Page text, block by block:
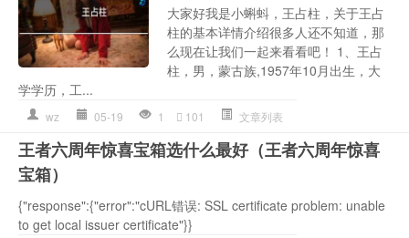
大家好我是小蝌蚪，王占柱，关于王占
柱的基本详情介绍很多人还不知道，那
么现在让我们一起来看看吧！ 1、王占
柱，男，蒙古族,1957年10月出生，大
学学历，工...
wz 05-19 1 101 文章列表
王者六周年惊喜宝箱选什么最好（王者六周年惊喜
宝箱）
{"response":{"error":"cURL错误: SSL certificate problem: unable
to get local issuer certificate"}}